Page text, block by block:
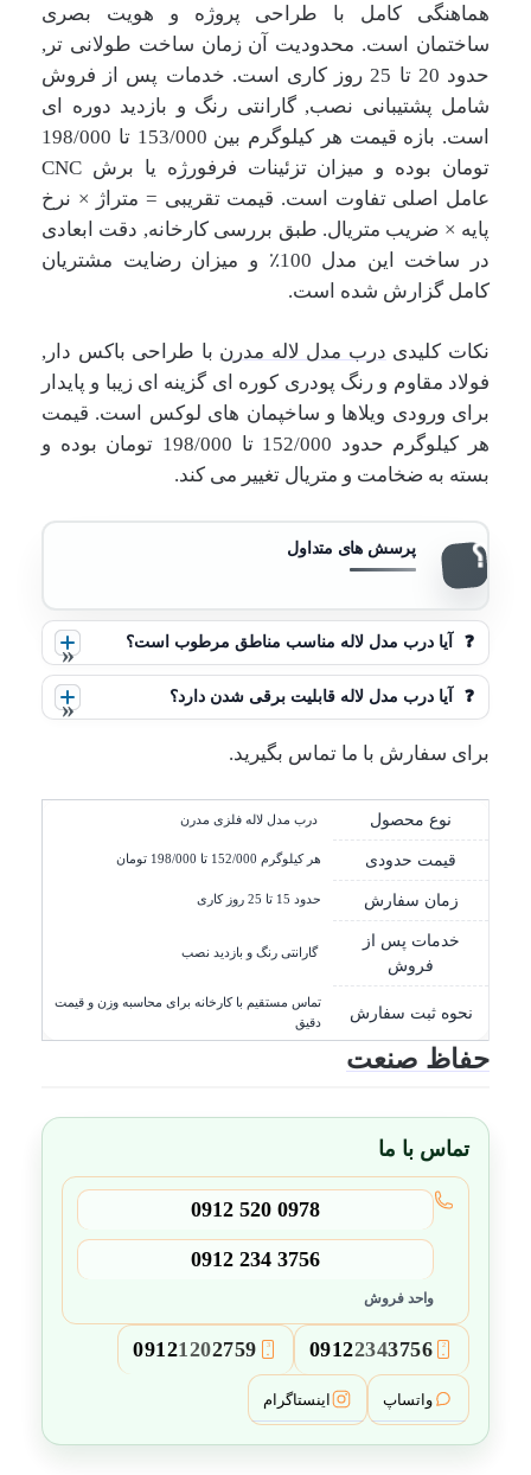
هماهنگی کامل با طراحی پروژه و هویت بصری
ساختمان است. محدودیت آن زمان ساخت طولانی تر,
حدود 20 تا 25 روز کاری است. خدمات پس از فروش
شامل پشتیبانی نصب, گارانتی رنگ و بازدید دوره ای
است. بازه قیمت هر کیلوگرم بین 153/000 تا 198/000
تومان بوده و میزان تزئینات فرفورژه یا برش CNC
عامل اصلی تفاوت است. قیمت تقریبی = متراژ × نرخ
پایه × ضریب متریال. طبق بررسی کارخانه, دقت ابعادی
در ساخت این مدل 100٪ و میزان رضایت مشتریان
کامل گزارش شده است.
نکات کلیدی درب مدل لاله مدرن با طراحی باکس دار,
فولاد مقاوم و رنگ پودری کوره ای گزینه ای زیبا و پایدار
برای ورودی ویلاها و ساخپمان های لوکس است. قیمت
هر کیلوگرم حدود 152/000 تا 198/000 تومان بوده و
بسته به ضخامت و متریال تغییر می کند.
❓ آیا درب مدل لاله مناسب مناطق مرطوب است؟
❓ آیا درب مدل لاله قابلیت برقی شدن دارد؟
برای سفارش با ما تماس بگیرید.
نوع محصول ️ درب مدل لاله فلزی مدرن
قیمت حدودی هر کیلوگرم 152/000 تا 198/000 تومان
زمان سفارش حدود 15 تا 25 روز کاری
خدمات پس از
فروش
️ گارانتی رنگ و بازدید نصب
نحوه ثبت سفارش
تماس مستقیم با کارخانه برای محاسبه وزن و قیمت
دقیق
حفاظ صنعت
تماس با ما
0912 520 0978
0912 234 3756
واحد فروش
2
09122343756
3
09121202759
واتساپ اینستاگرام